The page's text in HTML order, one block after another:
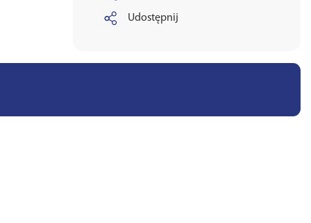
Udostępnij